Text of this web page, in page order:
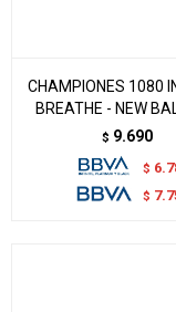
CHAMPIONES 1080
BREATHE - NEW
$ 9.690
$
$